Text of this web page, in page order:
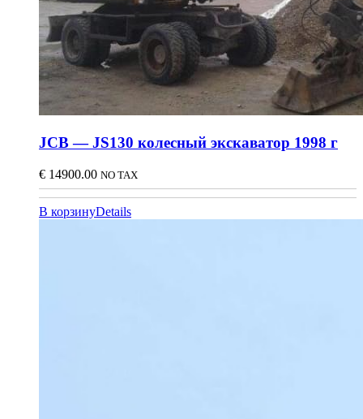
JCB — JS130 колесный экскаватор 1998 г
€ 14900.00 NO TAX
В корзинуDetails